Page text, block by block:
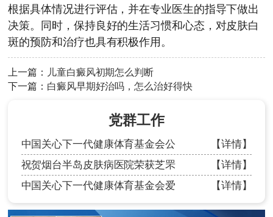
根据具体情况进行评估，并在专业医生的指导下做出
决策。同时，保持良好的生活习惯和心态，对皮肤白
斑的预防和治疗也具有积极作用。
上一篇：
儿童白癜风初期怎么判断
下一篇： 白癜风早期好治吗，怎么治好得快
党群工作
中国关心下一代健康体育基金会公
【详情】
祝贺烟台半岛皮肤病医院荣获芝罘
【详情】
中国关心下一代健康体育基金会爱
【详情】